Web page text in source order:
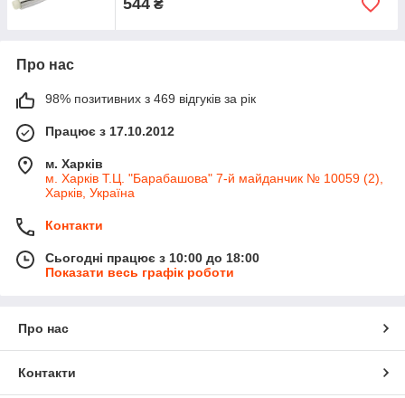
544 ₴
Про нас
98% позитивних з 469 відгуків за рік
Працює з 17.10.2012
м. Харків
м. Харків Т.Ц. "Барабашова" 7-й майданчик № 10059 (2),
Харків, Україна
Контакти
Сьогодні працює з 10:00 до 18:00
Показати весь графік роботи
Про нас
Контакти